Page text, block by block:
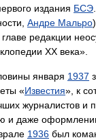
издания БСЭ
Андре Мальро
редакции
XX века».
января 1937
«Известия», к
журналистов и
и даже
1936 был